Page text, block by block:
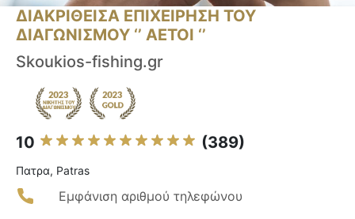
ΔΙΑΚΡΙΘΕΙΣΑ ΕΠΙΧΕΙΡΗΣΗ ΤΟΥ
ΔΙΑΓΩΝΙΣΜΟΥ ‘’ ΑΕΤΟΙ ‘’
Skoukios-fishing.gr
10 (389)
Πατρα, Patras
Εμφάνιση αριθμού τηλεφώνου